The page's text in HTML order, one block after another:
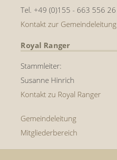
Tel. +49 (0)155 - 663 556 26
Kontakt zur Gemeindeleitung
Royal Ranger
Stammleiter:
Susanne Hinrich
Kontakt zu Royal Ranger
Gemeindeleitung
Mitgliederbereich